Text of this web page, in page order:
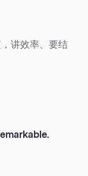
讲效率、要结